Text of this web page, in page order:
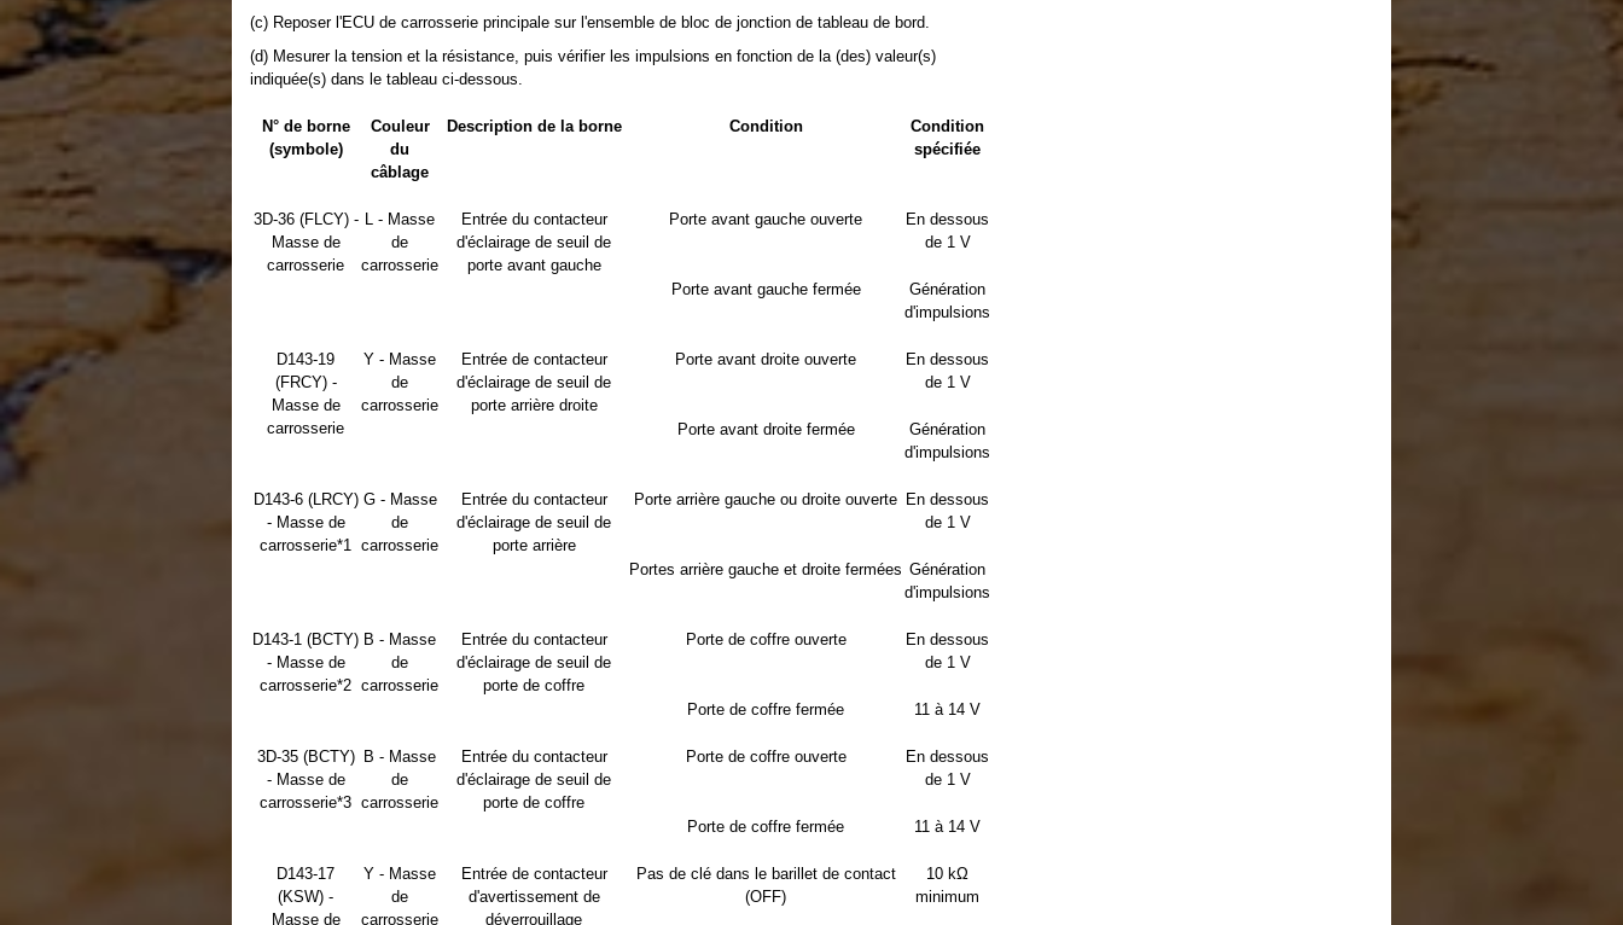
(c) Reposer l'ECU de carrosserie principale sur l'ensemble de bloc de jonction de tableau de bord.
(d) Mesurer la tension et la résistance, puis vérifier les impulsions en fonction de la (des) valeur(s)
indiquée(s) dans le tableau ci-dessous.
N° de borne
(symbole)
Couleur
du
câblage
Description de la borne Condition
Condition
spécifiée
3D-36 (FLCY) -
Masse de
carrosserie
L - Masse
de
carrosserie
Entrée du contacteur
d'éclairage de seuil de
porte avant gauche
Porte avant gauche ouverte
En dessous
de 1 V
Porte avant gauche fermée
Génération
d'impulsions
D143-19
(FRCY) -
Masse de
carrosserie
Y - Masse
de
carrosserie
Entrée de contacteur
d'éclairage de seuil de
porte arrière droite
Porte avant droite ouverte
En dessous
de 1 V
Porte avant droite fermée
Génération
d'impulsions
D143-6 (LRCY)
- Masse de
carrosserie*1
G - Masse
de
carrosserie
Entrée du contacteur
d'éclairage de seuil de
porte arrière
Porte arrière gauche ou droite ouverte En dessous
de 1 V
Portes arrière gauche et droite fermées Génération
d'impulsions
D143-1 (BCTY)
- Masse de
carrosserie*2
B - Masse
de
carrosserie
Entrée du contacteur
d'éclairage de seuil de
porte de coffre
Porte de coffre ouverte
En dessous
de 1 V
Porte de coffre fermée 11 à 14 V
3D-35 (BCTY)
- Masse de
carrosserie*3
B - Masse
de
carrosserie
Entrée du contacteur
d'éclairage de seuil de
porte de coffre
Porte de coffre ouverte
En dessous
de 1 V
Porte de coffre fermée 11 à 14 V
D143-17
(KSW) -
Masse de
Y - Masse
de
carrosserie
Entrée de contacteur
d'avertissement de
déverrouillage
Pas de clé dans le barillet de contact
(OFF)
10 kΩ
minimum